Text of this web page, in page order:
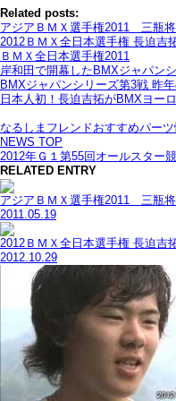
Related posts:
アジアＢＭＸ選手権2011 三瓶
2012ＢＭＸ全日本選手権 長迫吉
ＢＭＸ全日本選手権2011
岸和田で開幕したBMXジャパン
BMXジャパンシリーズ第3戦 昨
日本人初！長迫吉拓がBMXヨー
なるしまフレンドおすすめパー
NEWS TOP
2012年Ｇ１第55回オールスター
RELATED ENTRY
アジアＢＭＸ選手権2011 三瓶将
2011.05.19
2012ＢＭＸ全日本選手権 長迫吉
2012.10.29